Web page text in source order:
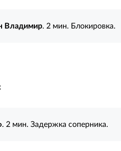
Владимир. 2 мин. Блокировка.
. 2 мин. Задержка соперника.